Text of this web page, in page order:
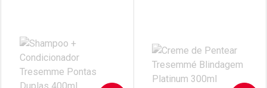
Laboratório
Por Menos Laboratório
Por Menos